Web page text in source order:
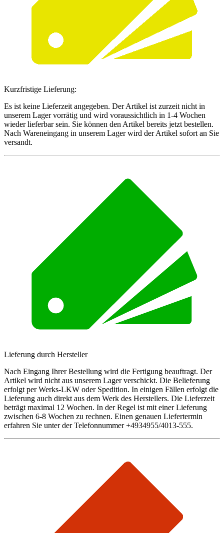
Kurzfristige Lieferung:
Es ist keine Lieferzeit angegeben. Der Artikel ist zurzeit nicht in
unserem Lager vorrätig und wird voraussichtlich in 1-4 Wochen
wieder lieferbar sein. Sie können den Artikel bereits jetzt bestellen.
Nach Wareneingang in unserem Lager wird der Artikel sofort an Sie
versandt.
Lieferung durch Hersteller
Nach Eingang Ihrer Bestellung wird die Fertigung beauftragt. Der
Artikel wird nicht aus unserem Lager verschickt. Die Belieferung
erfolgt per Werks-LKW oder Spedition. In einigen Fällen erfolgt die
Lieferung auch direkt aus dem Werk des Herstellers. Die Lieferzeit
beträgt maximal 12 Wochen. In der Regel ist mit einer Lieferung
zwischen 6-8 Wochen zu rechnen. Einen genauen Liefertermin
erfahren Sie unter der Telefonnummer +4934955/4013-555.